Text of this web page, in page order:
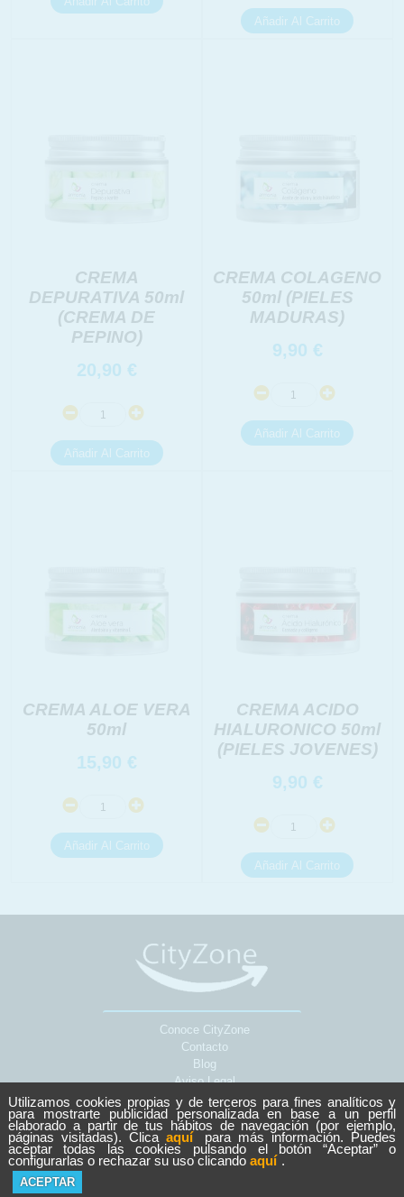
CREMA
DEPURATIVA 50ml
(CREMA DE
PEPINO)
20,90 €
CREMA COLAGENO
50ml (PIELES
MADURAS)
9,90 €
CREMA ALOE VERA
50ml
15,90 €
CREMA ACIDO
HIALURONICO 50ml
(PIELES JOVENES)
9,90 €
Conoce CityZone
Contacto
Blog
Aviso Legal
Sobre Cookies
Política de Privacidad
Copyright © 2026 CityZone.
Todos los derechos reservados.
Utilizamos cookies propias y de terceros para fines analíticos y
para mostrarte publicidad personalizada en base a un perfil
elaborado a partir de tus hábitos de navegación (por ejemplo,
páginas visitadas). Clica aquí para más información. Puedes
aceptar todas las cookies pulsando el botón “Aceptar” o
configurarlas o rechazar su uso clicando aquí .